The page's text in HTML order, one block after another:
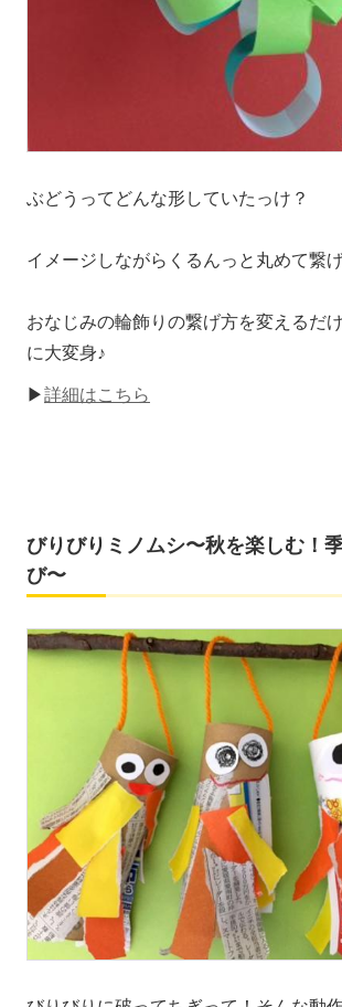
ぶどうってどんな形していたっけ？
イメージしながらくるんっと丸めて繋
おなじみの輪飾りの繋げ方を変えるだ
に大変身♪
▶詳細はこちら
びりびりミノムシ〜秋を楽しむ！
び〜